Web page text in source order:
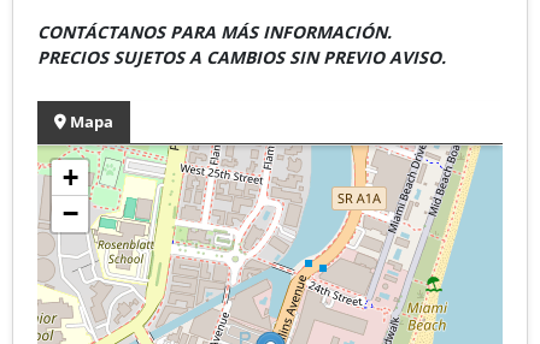
CONTÁCTANOS PARA MÁS INFORMACIÓN.
PRECIOS SUJETOS A CAMBIOS SIN PREVIO AVISO.
Mapa
+
−